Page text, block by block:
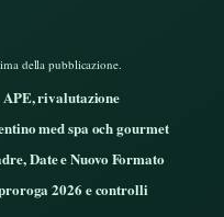
della pubblicazione.
rivalutazione
med spa och gourmet
Date e Nuovo Formato
2026 e controlli